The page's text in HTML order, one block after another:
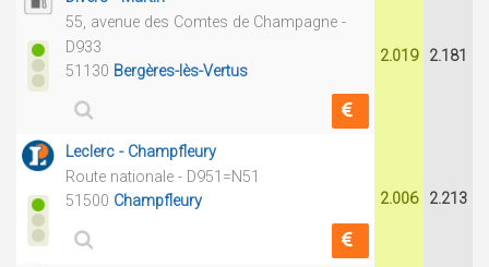
55, avenue des Comtes de Champagne -
D933
51130 Bergères-lès-Vertus
2.019 2.181
Leclerc - Champfleury
Route nationale - D951=N51
51500 Champfleury 2.006 2.213